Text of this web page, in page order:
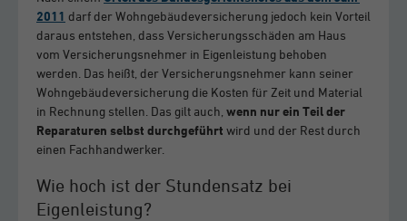
2011 darf der Wohngebäudeversicherung jedoch kein Vorteil
daraus entstehen, dass Versicherungsschäden am Haus
vom Versicherungsnehmer in Eigenleistung behoben
werden. Das heißt, der Versicherungsnehmer kann seiner
Wohngebäudeversicherung die Kosten für Zeit und Material
in Rechnung stellen. Das gilt auch, wenn nur ein Teil der
Reparaturen selbst durchgeführt wird und der Rest durch
einen Fachhandwerker.
Wie hoch ist der Stundensatz bei
Eigenleistung?